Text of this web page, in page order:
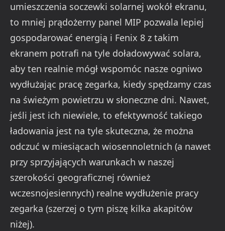
umieszczenia soczewki solarnej wokół ekranu,
to mniej prądożerny panel MIP pozwala lepiej
gospodarować energią i Fenix 8 z takim
ekranem potrafi na tyle doładowywać solara,
aby ten realnie mógł wspomóc nasze ogniwo
wydłużając pracę zegarka, kiedy spędzamy czas
na świeżym powietrzu w słoneczne dni. Nawet,
jeśli jest ich niewiele, to efektywność takiego
ładowania jest na tyle skuteczna, że można
odczuć w miesiącach wiosennoletnich (a nawet
przy sprzyjających warunkach w naszej
szerokości geograficznej również
wczesnojesiennych) realne wydłużenie pracy
zegarka (szerzej o tym piszę kilka akapitów
niżej).